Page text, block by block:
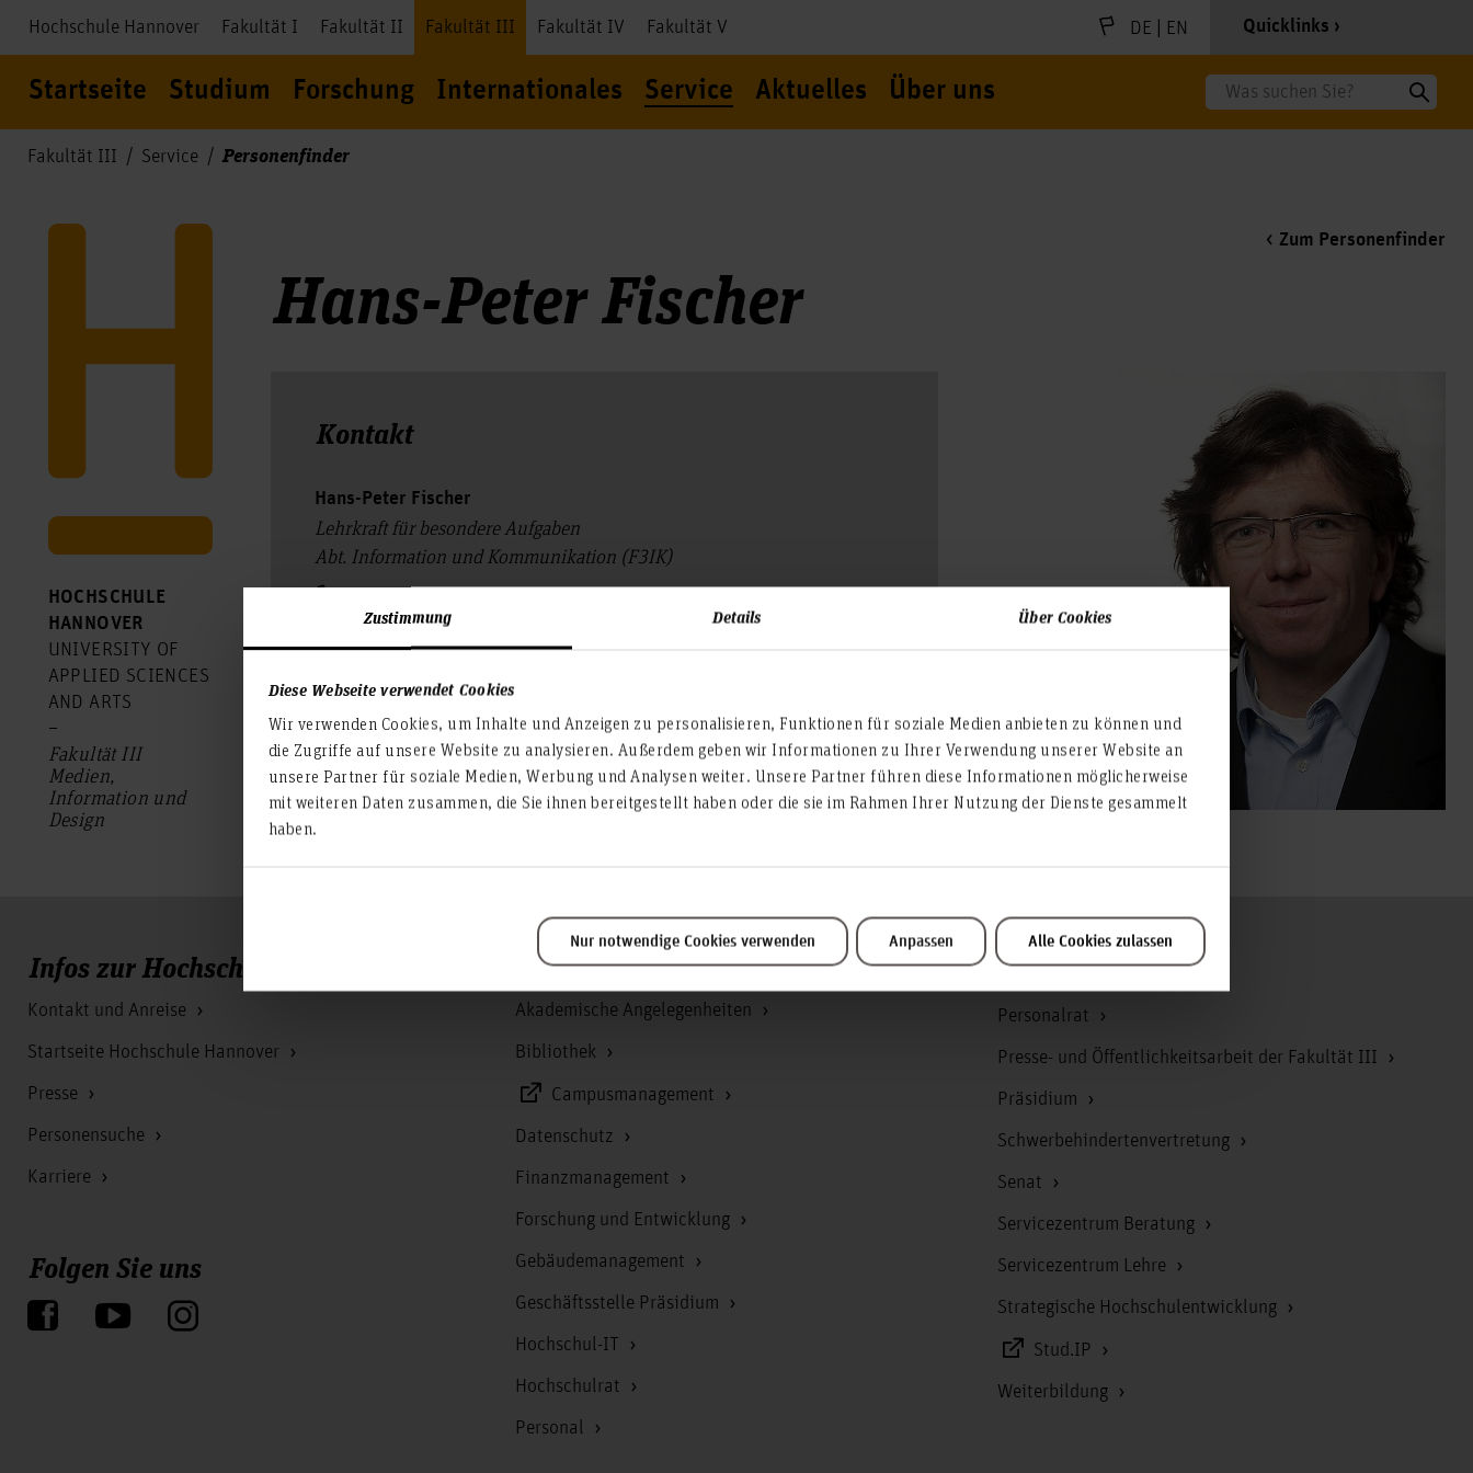
Zustimmung Details Über Cookies
Diese Webseite verwendet Cookies
Wir verwenden Cookies, um Inhalte und Anzeigen zu personalisieren, Funktionen für soziale Medien anbieten zu können und
die Zugriffe auf unsere Website zu analysieren. Außerdem geben wir Informationen zu Ihrer Verwendung unserer Website an
unsere Partner für soziale Medien, Werbung und Analysen weiter. Unsere Partner führen diese Informationen möglicherweise
mit weiteren Daten zusammen, die Sie ihnen bereitgestellt haben oder die sie im Rahmen Ihrer Nutzung der Dienste gesammelt
haben.
Nur notwendige Cookies verwenden Anpassen Alle Cookies zulassen
Hochschule Hannover Fakultät I Fakultät II Fakultät III Fakultät IV Fakultät V DE | EN Quicklinks
Startseite Studium Forschung Internationales Service Aktuelles Über uns Suche
Fakultät III Service Personenfinder
HOCHSCHULE
HANNOVER
UNIVERSITY OF
APPLIED SCIENCES
AND ARTS
–
Fakultät III
Medien,
Information und
Design
Zum Personenfinder
Hans-Peter Fischer
Kontakt
Hans-Peter Fischer
Lehrkraft für besondere Aufgaben
Abt. Information und Kommunikation (F3IK)
Raum: 2E.4.01
30539 Hannover
hans-peter.fischer(at)hs-hannover.de
Infos zur Hochschule
Kontakt und Anreise
Startseite Hochschule Hannover
Presse
Personensuche
Karriere
Folgen Sie uns
Service & Organisation
Akademische Angelegenheiten
Bibliothek
Campusmanagement
Datenschutz
Finanzmanagement
Forschung und Entwicklung
Gebäudemanagement
Geschäftsstelle Präsidium
Hochschul-IT
Hochschulrat
Personal
Personalrat
Presse- und Öffentlichkeitsarbeit der Fakultät III
Präsidium
Schwerbehindertenvertretung
Senat
Servicezentrum Beratung
Servicezentrum Lehre
Strategische Hochschulentwicklung
Stud.IP
Weiterbildung